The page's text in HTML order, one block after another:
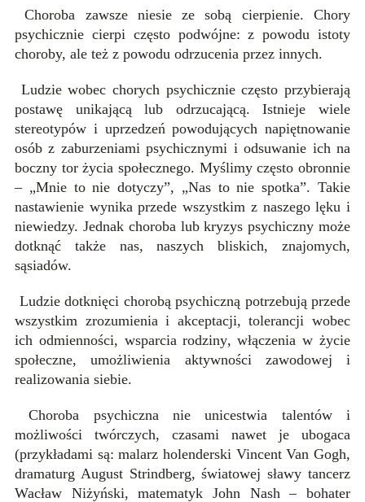
Choroba zawsze niesie ze sobą cierpienie. Chory
psychicznie cierpi często podwójne: z powodu istoty
choroby, ale też z powodu odrzucenia przez innych.
Ludzie wobec chorych psychicznie często przybierają
postawę unikającą lub odrzucającą. Istnieje wiele
stereotypów i uprzedzeń powodujących napiętnowanie
osób z zaburzeniami psychicznymi i odsuwanie ich na
boczny tor życia społecznego. Myślimy często obronnie
– „Mnie to nie dotyczy”, „Nas to nie spotka”. Takie
nastawienie wynika przede wszystkim z naszego lęku i
niewiedzy. Jednak choroba lub kryzys psychiczny może
dotknąć także nas, naszych bliskich, znajomych,
sąsiadów.
Ludzie dotknięci chorobą psychiczną potrzebują przede
wszystkim zrozumienia i akceptacji, tolerancji wobec
ich odmienności, wsparcia rodziny, włączenia w życie
społeczne, umożliwienia aktywności zawodowej i
realizowania siebie.
Choroba psychiczna nie unicestwia talentów i
możliwości twórczych, czasami nawet je ubogaca
(przykładami są: malarz holenderski Vincent Van Gogh,
dramaturg August Strindberg, światowej sławy tancerz
Wacław Niżyński, matematyk John Nash – bohater